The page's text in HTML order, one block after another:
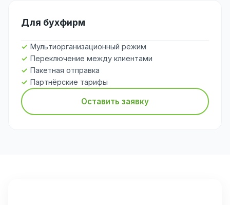
Для бухфирм
Мультиорганизационный режим
Переключение между клиентами
Пакетная отправка
Партнёрские тарифы
Оставить заявку